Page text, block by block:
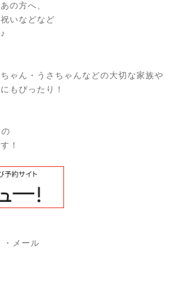
の方へ、
いなどなど
ゃん・うさちゃんなどの大切な家族や
もぴったり！
！
・メール